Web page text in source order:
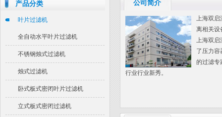
产品分类
叶片过滤机
全自动水平叶片过滤机
不锈钢烛式过滤机
烛式过滤机
卧式板式密闭叶片过滤机
立式板式密闭过滤机
公司简介
上海双启
离相关设
上海双启
了压力容
的过滤专
行业行业新秀。
PE(A)H精密微孔...